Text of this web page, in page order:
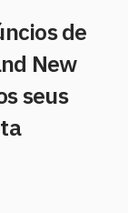
de
New
seus